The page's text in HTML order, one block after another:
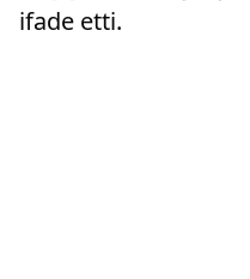
ifade etti.